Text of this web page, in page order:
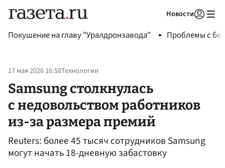
Новости
Покушение на главу "Уралдронзавода" Проблемы с
17 мая 2026 16:58Технологии
Samsung столкнулась
с недовольством работников
из-за размера премий
Reuters: более 45 тысяч сотрудников Samsung
могут начать 18-дневную забастовку